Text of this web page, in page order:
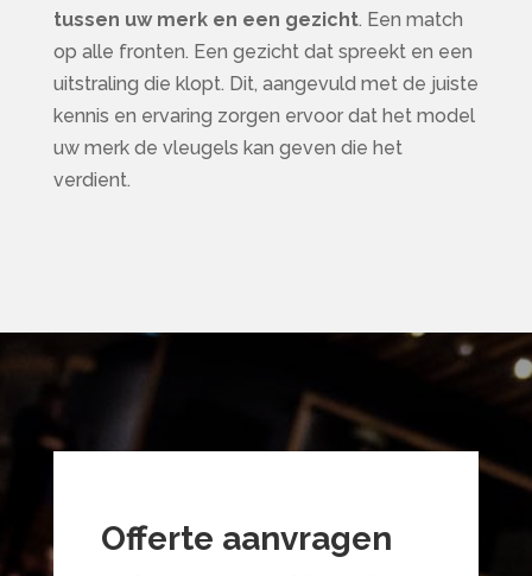
tussen uw merk en een gezicht. Een match
op alle fronten. Een gezicht dat spreekt en een
uitstraling die klopt. Dit, aangevuld met de juiste
kennis en ervaring zorgen ervoor dat het model
uw merk de vleugels kan geven die het
verdient.
Offerte aanvragen